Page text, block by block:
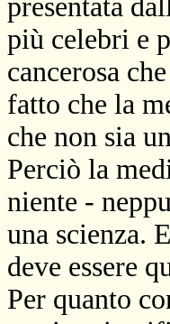
presentata
più celebri e
cancerosa
fatto che la
che non sia
Perciò la
niente -
una scienza.
deve essere
Per quanto